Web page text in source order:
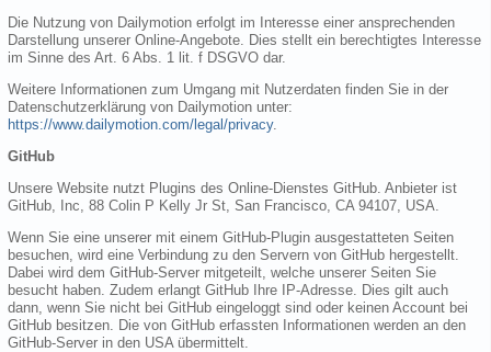
Die Nutzung von Dailymotion erfolgt im Interesse einer ansprechenden
Darstellung unserer Online-Angebote. Dies stellt ein berechtigtes Interesse
im Sinne des Art. 6 Abs. 1 lit. f DSGVO dar.
Weitere Informationen zum Umgang mit Nutzerdaten finden Sie in der
Datenschutzerklärung von Dailymotion unter:
https://www.dailymotion.com/legal/privacy.
GitHub
Unsere Website nutzt Plugins des Online-Dienstes GitHub. Anbieter ist
GitHub, Inc, 88 Colin P Kelly Jr St, San Francisco, CA 94107, USA.
Wenn Sie eine unserer mit einem GitHub-Plugin ausgestatteten Seiten
besuchen, wird eine Verbindung zu den Servern von GitHub hergestellt.
Dabei wird dem GitHub-Server mitgeteilt, welche unserer Seiten Sie
besucht haben. Zudem erlangt GitHub Ihre IP-Adresse. Dies gilt auch
dann, wenn Sie nicht bei GitHub eingeloggt sind oder keinen Account bei
GitHub besitzen. Die von GitHub erfassten Informationen werden an den
GitHub-Server in den USA übermittelt.